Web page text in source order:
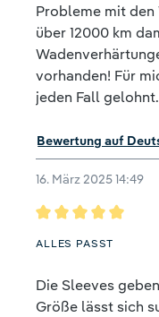
Probleme mit den
über 12000 km
vorhanden! Für
jeden Fall
Bewertung auf
16. März 2025 14:49
ALLES PASST
Die Sleeves
Größe lässt sich